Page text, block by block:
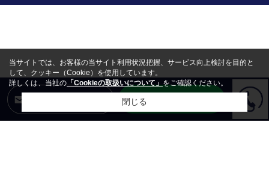
LINEからお問合せ
当サイトでは、お客様の当サイト利用状況把握、サービス向上検討を目的と
して、クッキー（Cookie）を使用しています。
詳しくは、当社の「Cookieの取扱いについて」をご確認ください。
閉じる